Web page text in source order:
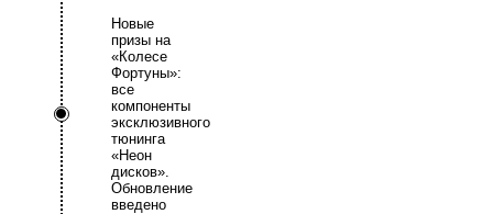
Новые
призы на
«Колесе
Фортуны»:
все
компоненты
эксклюзивного
тюнинга
«Неон
дисков».
Обновление
введено